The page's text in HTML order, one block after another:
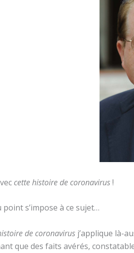
cette histoire de coronavirus!
s’impose à ce sujet…
de coronavirus j’applique là-
que des faits avérés,